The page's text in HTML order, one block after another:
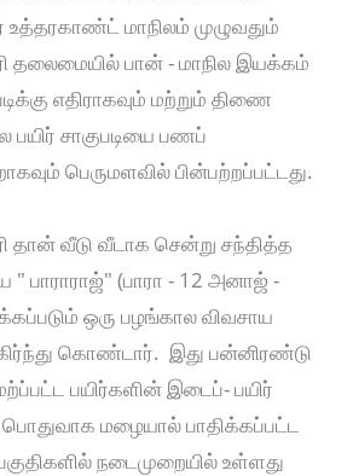
உத்தரகாண்ட் மாநிலம் முழுவதும்
தலைமையில் பான் - மாநில இயக்கம்
எதிராகவும் மற்றும் திணை
சாகுபடியை பணப்
பெருமளவில் பின்பற்றப்பட்டது.
தான் வீடு வீடாக சென்று சந்தித்த
" பாராராஜ்" (பாரா - 12 அனாஜ் -
ஒரு பழங்கால விவசாய
கொண்டார். இது பன்னிரண்டு
பயிர்களின் இடைப்- பயிர்
பொதுவாக மழையால் பாதிக்கப்பட்ட
நடைமுறையில் உள்ளது